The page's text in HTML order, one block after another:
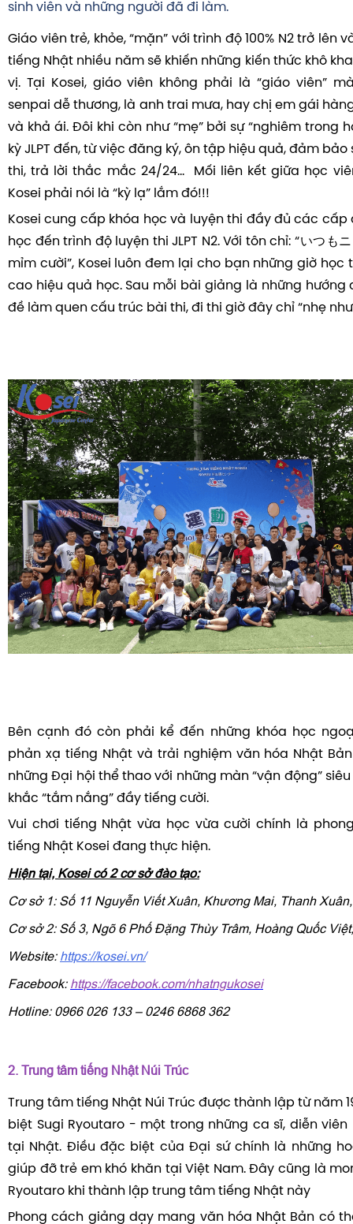
sinh viên và những người đã đi làm.
Giáo viên trẻ, khỏe, “mặn” với trình độ 100% N2 trở lên
tiếng Nhật nhiều năm sẽ khiến những kiến thức khô
vị. Tại Kosei, giáo viên không phải là “giáo viên”
senpai dễ thương, là anh trai mưa, hay chị em gái
và khả ái. Đôi khi còn như “mẹ” bởi sự “nghiêm trong
kỳ JLPT đến, từ việc đăng ký, ôn tập hiệu quả, đảm
thi, trả lời thắc mắc 24/24... Mối liên kết giữa học
Kosei phải nói là “kỳ lạ” lắm đó!!!
Kosei cung cấp khóa học và luyện thi đầy đủ các
học đến trình độ luyện thi JLPT N2. Với tôn chỉ: “いつも
mỉm cười”, Kosei luôn đem lại cho bạn những giờ học
cao hiệu quả học. Sau mỗi bài giảng là những hướng
đề làm quen cấu trúc bài thi, đi thi giờ đây chỉ “nhẹ
Bên cạnh đó còn phải kể đến những khóa học
phản xạ tiếng Nhật và trải nghiệm văn hóa Nhật
những Đại hội thể thao với những màn “vận động”
khắc “tắm nắng” đầy tiếng cười.
Vui chơi tiếng Nhật vừa học vừa cười chính là
tiếng Nhật Kosei đang thực hiện.
Hiện tại, Kosei có 2 cơ sở đào tạo:
Cơ sở 1: Số 11 Nguyễn Viết Xuân, Khương Mai, Thanh
Cơ sở 2: Số 3, Ngõ 6 Phố Đặng Thùy Trâm, Hoàng Quốc
Website: https://kosei.vn/
Facebook: https://facebook.com/nhatngukosei
Hotline: 0966 026 133 – 0246 6868 362
2. Trung tâm tiếng Nhật Núi Trúc
Trung tâm tiếng Nhật Núi Trúc được thành lập từ năm
biệt Sugi Ryoutaro - một trong những ca sĩ, diễn
tại Nhật. Điều đặc biệt của Đại sứ chính là những
giúp đỡ trẻ em khó khăn tại Việt Nam. Đây cũng là
Ryoutaro khi thành lập trung tâm tiếng Nhật này
Phong cách giảng dạy mang văn hóa Nhật Bản có